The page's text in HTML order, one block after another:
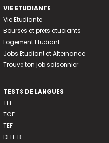
VIE ETUDIANTE
Vie Etudiante
Bourses et prêts étudiants
Logement Etudiant
Jobs Etudiant et Alternance
Trouve ton job saisonnier
TESTS DE LANGUES
TFI
TCF
TEF
DELF B1